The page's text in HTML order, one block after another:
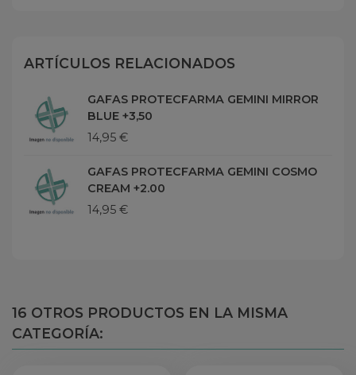
ARTÍCULOS RELACIONADOS
GAFAS PROTECFARMA GEMINI MIRROR
BLUE +3,50
14,95 €
GAFAS PROTECFARMA GEMINI COSMO
CREAM +2.00
14,95 €
16 OTROS PRODUCTOS EN LA MISMA
CATEGORÍA: